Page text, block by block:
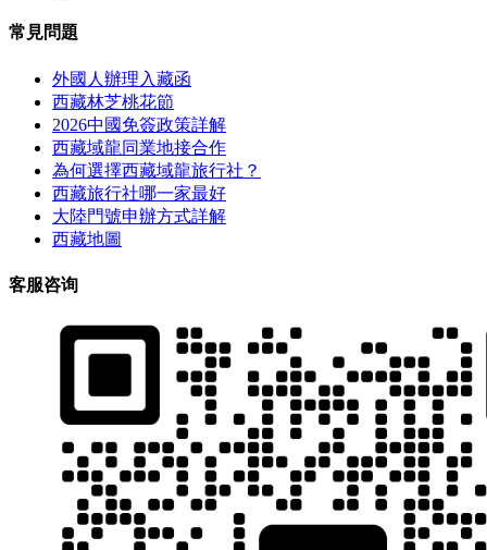
常見問題
外國人辦理入藏函
西藏林芝桃花節
2026中國免簽政策詳解
西藏域龍同業地接合作
為何選擇西藏域龍旅行社？
西藏旅行社哪一家最好
大陸門號申辦方式詳解
西藏地圖
客服咨询